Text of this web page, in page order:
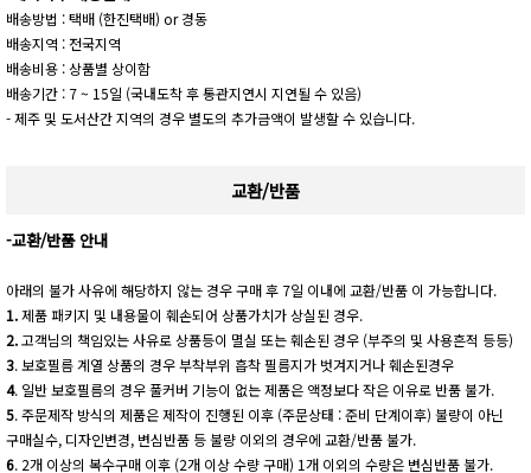
배송방법 : 택배 (한진택배) or 경동
배송지역 : 전국지역
배송비용 : 상품별 상이함
배송기간 : 7 ~ 15일 (국내도착 후 통관지연시 지연될 수 있음)
- 제주 및 도서산간 지역의 경우 별도의 추가금액이 발생할 수 있습니다.
교환/반품
-교환/반품 안내
아래의 불가 사유에 해당하지 않는 경우 구매 후 7일 이내에 교환/반품 이 가능합니다.
1.제품 패키지 및 내용물이 훼손되어 상품가치가 상실된 경우.
2.고객님의 책임있는 사유로 상품등이 멸실 또는 훼손된 경우 (부주의 및 사용흔적 등등)
3. 보호필름 계열 상품의 경우 부착부위 흡착 필름지가 벗겨지거나 훼손된경우
4. 일반 보호필름의 경우 풀커버 기능이 없는 제품은 액정보다 작은 이유로 반품 불가.
5. 주문제작 방식의 제품은 제작이 진행된 이후 (주문상태 : 준비 단계이후) 불량이 아닌
구매실수, 디자인변경, 변심반품 등 불량 이외의 경우에 교환/반품 불가.
6. 2개 이상의 복수구매 이후 (2개 이상 수량 구매) 1개 이외의 수량은 변심반품 불가.